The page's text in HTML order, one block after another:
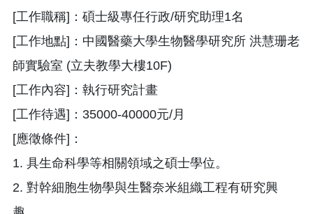
[工作職稱]：碩士級專任行政/研究助理1名
[工作地點]：中國醫藥大學生物醫學研究所 洪慧珊老
師實驗室 (立夫教學大樓10F)
[工作內容]：執行研究計畫
[工作待遇]：35000-40000元/月
[應徵條件]：
1. 具生命科學等相關領域之碩士學位。
2. 對幹細胞生物學與生醫奈米組織工程有研究興